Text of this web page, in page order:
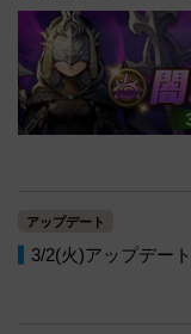
アップデート
3/2(火)アップデー